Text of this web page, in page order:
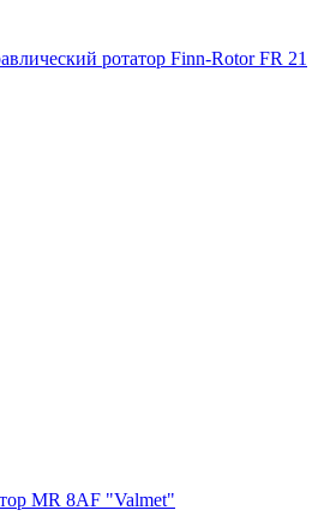
ротатор Finn-Rotor FR 21
MR 8AF "Valmet"